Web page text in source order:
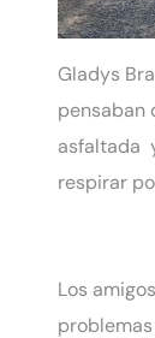
Gladys
pensaban
asfaltada
respirar
Los